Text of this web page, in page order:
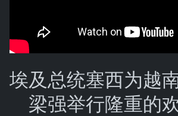
埃及总统塞西为越
梁强举行隆重的